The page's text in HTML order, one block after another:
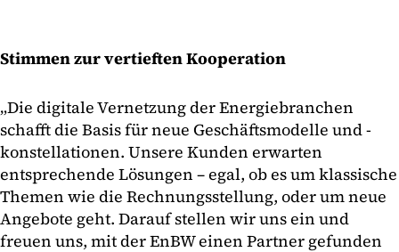
Stimmen zur vertieften Kooperation
„Die digitale Vernetzung der Energiebranchen
schafft die Basis für neue Geschäftsmodelle und -
konstellationen. Unsere Kunden erwarten
entsprechende Lösungen – egal, ob es um klassische
Themen wie die Rechnungsstellung, oder um neue
Angebote geht. Darauf stellen wir uns ein und
freuen uns, mit der EnBW einen Partner gefunden